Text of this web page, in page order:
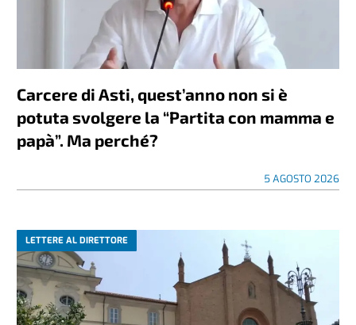
Carcere di Asti, quest’anno non si è
potuta svolgere la “Partita con mamma e
papà”. Ma perché?
5 AGOSTO 2026
LETTERE AL DIRETTORE